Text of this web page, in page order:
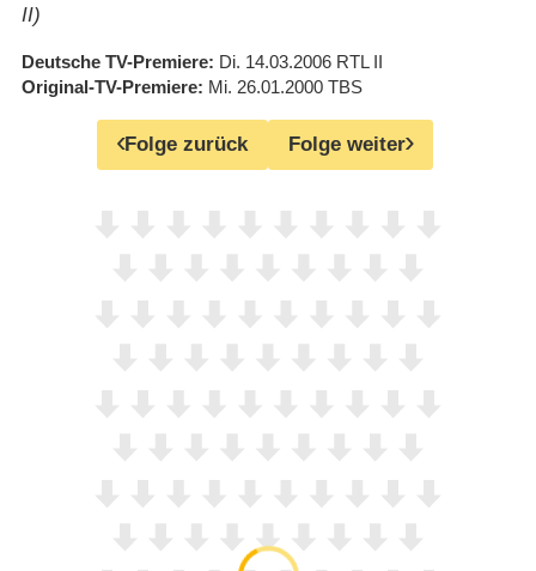
II)
Deutsche TV-Premiere Di. 14.03.2006 RTL II
Original-TV-Premiere Mi. 26.01.2000 TBS
Folge zurück Folge weiter